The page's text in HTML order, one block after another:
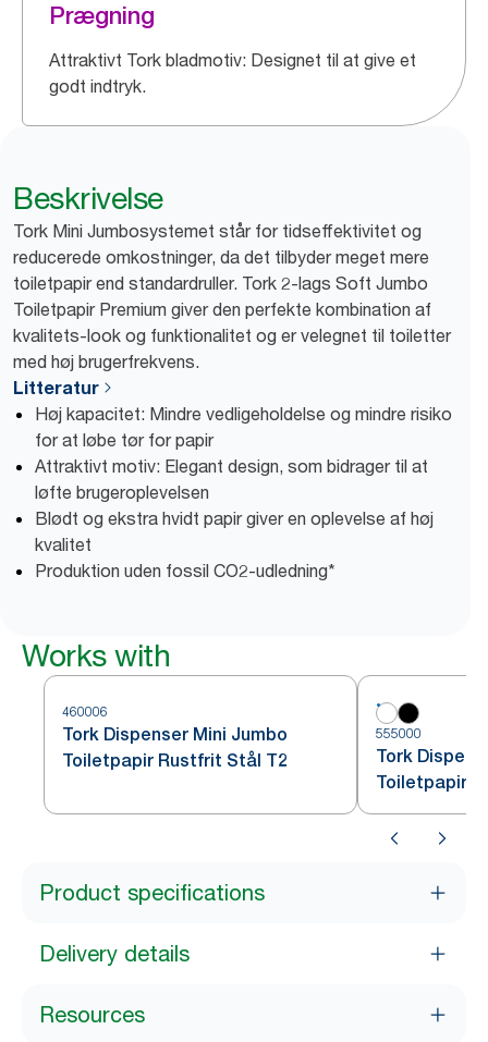
Prægning
Attraktivt Tork bladmotiv: Designet til at give et
godt indtryk.
Beskrivelse
Tork Mini Jumbosystemet står for tidseffektivitet og
reducerede omkostninger, da det tilbyder meget mere
toiletpapir end standardruller. Tork 2-lags Soft Jumbo
Toiletpapir Premium giver den perfekte kombination af
kvalitets-look og funktionalitet og er velegnet til toiletter
med høj brugerfrekvens.
Litteratur
Høj kapacitet: Mindre vedligeholdelse og mindre risiko
for at løbe tør for papir
Attraktivt motiv: Elegant design, som bidrager til at
løfte brugeroplevelsen
Blødt og ekstra hvidt papir giver en oplevelse af høj
kvalitet
Produktion uden fossil CO2-udledning*
Works with
460006
Tork Dispenser Mini Jumbo
Toiletpapir Rustfrit Stål T2
555000
Tork
Toiletpapir
Product specifications
Delivery details
Resources